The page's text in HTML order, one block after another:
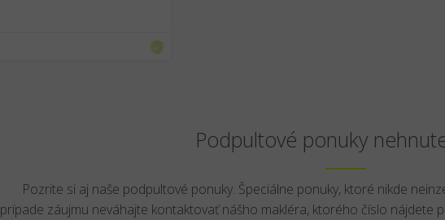
Podpultové ponuky
Pozrite si aj naše podpultové ponuky. Špeciálne ponuky, ktoré nikde
prípade záujmu neváhajte kontaktovať nášho makléra, ktorého číslo nájdete